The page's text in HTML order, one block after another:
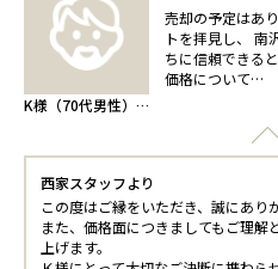
K様（70代男性）-土地/投資用/売却-
売却の予定はあ
トを拝見し、 南
ちに信頼できる
価格について…
西家スタッフより
この度はご縁をいただき、誠にあり
また、価格面につきましてもご理解
上げます。